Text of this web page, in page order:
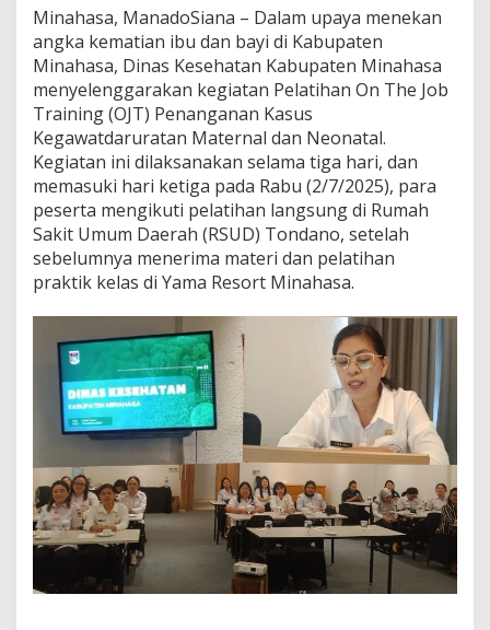
h
a
n
O
n
T
e
J
o
b
T
r
a
i
n
g
(
O
J
T
)
K
a
s
s
K
Minahasa, ManadoSiana – Dalam upaya menekan
angka kematian ibu dan bayi di Kabupaten
Minahasa, Dinas Kesehatan Kabupaten Minahasa
menyelenggarakan kegiatan Pelatihan On The Job
Training (OJT) Penanganan Kasus
Kegawatdaruratan Maternal dan Neonatal.
Kegiatan ini dilaksanakan selama tiga hari, dan
memasuki hari ketiga pada Rabu (2/7/2025), para
peserta mengikuti pelatihan langsung di Rumah
Sakit Umum Daerah (RSUD) Tondano, setelah
sebelumnya menerima materi dan pelatihan
praktik kelas di Yama Resort Minahasa.